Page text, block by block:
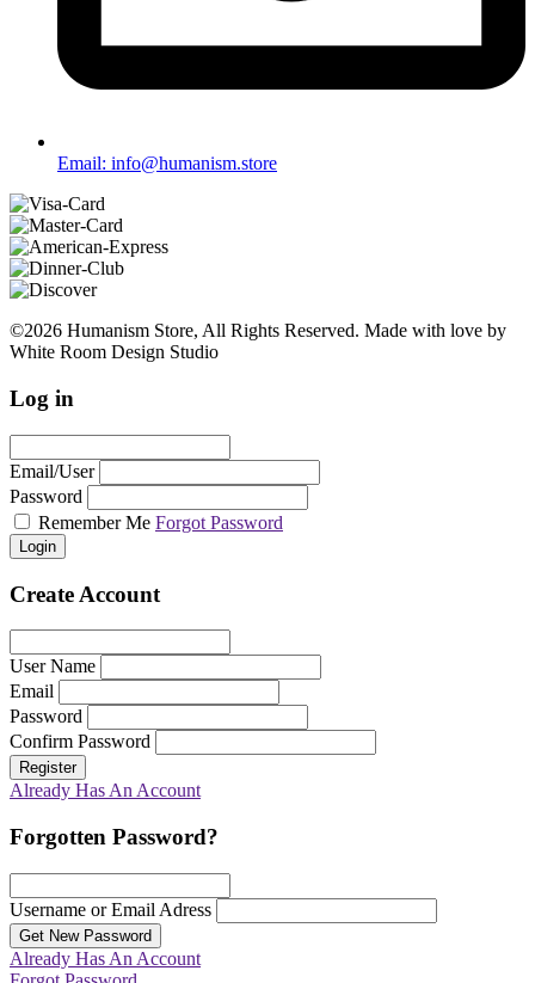
Email: info@humanism.store
©2026 Humanism Store, All Rights Reserved. Made with love by
White Room Design Studio
Log in
Email/User
Password
Remember Me Forgot Password
Login
Create Account
User Name
Email
Password
Confirm Password
Register
Already Has An Account
Forgotten Password?
Username or Email Adress
Get New Password
Already Has An Account